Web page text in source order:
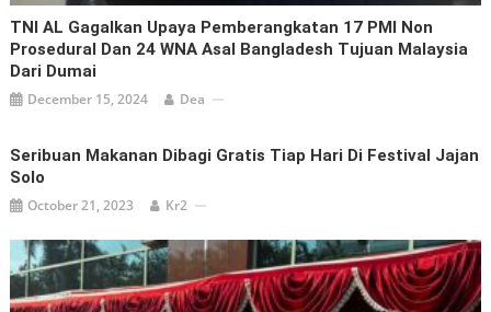
TNI AL Gagalkan Upaya Pemberangkatan 17 PMI Non
Prosedural Dan 24 WNA Asal Bangladesh Tujuan Malaysia
Dari Dumai
December 15, 2024 Dea
Seribuan Makanan Dibagi Gratis Tiap Hari Di Festival Jajan
Solo
October 21, 2023 Kr2